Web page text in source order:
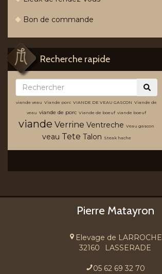
Bon de commande
Recherche rapide
viande veau Viande porc VIANDE DE VEAU GASCON Viande de
veau viande de porc Viande de boeuf viande boeuf
viande Verrine Ventreche Veau gascon
veau Tete Talon Steak hache
Pierre Matayron
Elevage de LARROCHE
32160
LASSERADE
05 62 69 32 70